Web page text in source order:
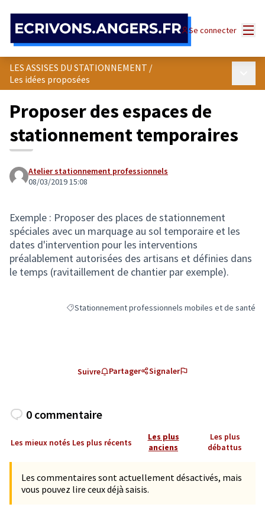
Se connecter
LES ASSISES DU STATIONNEMENT /
Les idées proposées
Proposer des espaces de
stationnement temporaires
Atelier stationnement professionnels
08/03/2019 15:08
Exemple : Proposer des places de stationnement
spéciales avec un marquage au sol temporaire et les
dates d'intervention pour les interventions
préalablement autorisées des artisans et définies dans
le temps (ravitaillement de chantier par exemple).
Filtrer les résultats de la catégorie : Stationnement
Stationnement professionnels mobiles et de santé
Suivre Partager Signaler
0 commentaire
Les mieux notés Les plus récents
Les plus
anciens
Les plus
débattus
Les commentaires sont actuellement désactivés, mais
vous pouvez lire ceux déjà saisis.